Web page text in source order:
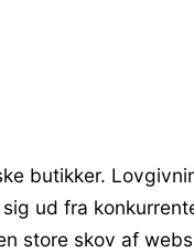
butikker.
ud fra
store skov af